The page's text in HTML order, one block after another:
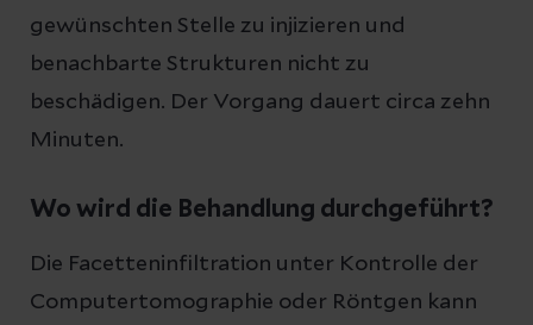
gewünschten Stelle zu injizieren und
benachbarte Strukturen nicht zu
beschädigen. Der Vorgang dauert circa zehn
Minuten.
Wo wird die Behandlung durchgeführt?
Die Facetteninfiltration unter Kontrolle der
Computertomographie oder Röntgen kann